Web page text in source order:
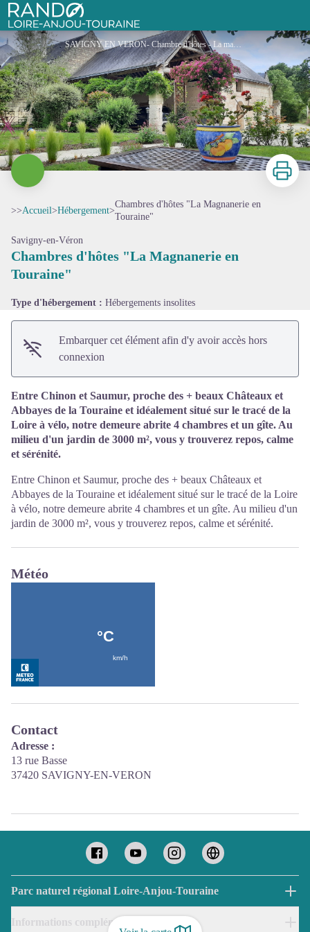
Rando Loire-Anjou-Touraine
Chambres d'hôtes "La Magnanerie en Touraine"
SAVIGNY EN VERON- Chambre d'hôtes - La magnanerie (2) - SAVIGNY EN VERON- Chambre d'hôtes - La magnanerie
Imprimer
>>Accueil>Hébergement>
Chambres d'hôtes "La Magnanerie en
Touraine"
Savigny-en-Véron
Chambres d'hôtes "La Magnanerie en
Touraine"
Type d'hébergement : Hébergements insolites
Embarquer cet élément afin d'y avoir accès hors
connexion
Entre Chinon et Saumur, proche des + beaux Châteaux et
Abbayes de la Touraine et idéalement situé sur le tracé de la
Loire à vélo, notre demeure abrite 4 chambres et un gîte. Au
milieu d'un jardin de 3000 m², vous y trouverez repos, calme
et sérénité.
Entre Chinon et Saumur, proche des + beaux Châteaux et
Abbayes de la Touraine et idéalement situé sur le tracé de la Loire
à vélo, notre demeure abrite 4 chambres et un gîte. Au milieu d'un
jardin de 3000 m², vous y trouverez repos, calme et sérénité.
Météo
Contact
Adresse :
13 rue Basse
37420 SAVIGNY-EN-VERON
Parc naturel régional Loire-Anjou-Touraine
Informations complémentaires